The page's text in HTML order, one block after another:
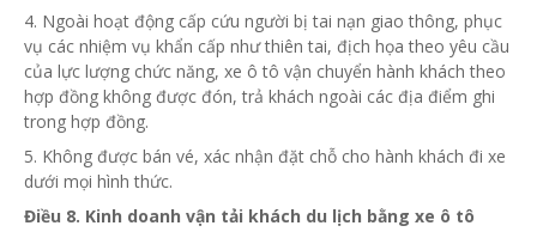
4. Ngoài hoạt động cấp cứu người bị tai nạn giao thông, phục
vụ các nhiệm vụ khẩn cấp như thiên tai, địch họa theo yêu cầu
của lực lượng chức năng, xe ô tô vận chuyển hành khách theo
hợp đồng không được đón, trả khách ngoài các địa điểm ghi
trong hợp đồng.
5. Không được bán vé, xác nhận đặt chỗ cho hành khách đi xe
dưới mọi hình thức.
Điều 8. Kinh doanh vận tải khách du lịch bằng xe ô tô